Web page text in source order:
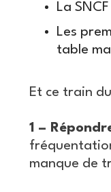
La
Les
table
Et ce train
1 –
manque de